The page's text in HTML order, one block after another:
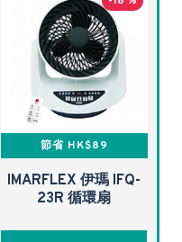
節省 HK$89
IMARFLEX 伊瑪 IFQ-
23R 循環扇